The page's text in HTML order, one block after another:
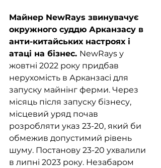
Майнер NewRays звинувачує
окружного суддю Арканзасу в
анти-китайських настроях і
атаці на бізнес. NewRays у
жовтні 2022 року придбав
нерухомість в Арканзасі для
запуску майнінг ферми. Через
місяць після запуску бізнесу,
місцевий уряд почав
розробляти указ 23-20, який би
обмежив допустимий рівень
шуму. Постанову 23-20 ухвалили
в липні 2023 року. Незабаром